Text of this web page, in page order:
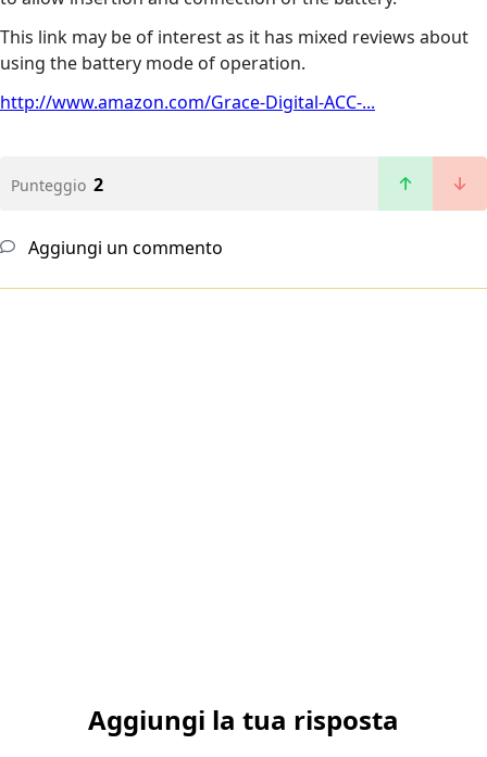
This link may be of interest as it has mixed reviews about
using the battery mode of operation.
http://www.amazon.com/Grace-Digital-ACC-...
Punteggio 2
Aggiungi un commento
Aggiungi la tua risposta